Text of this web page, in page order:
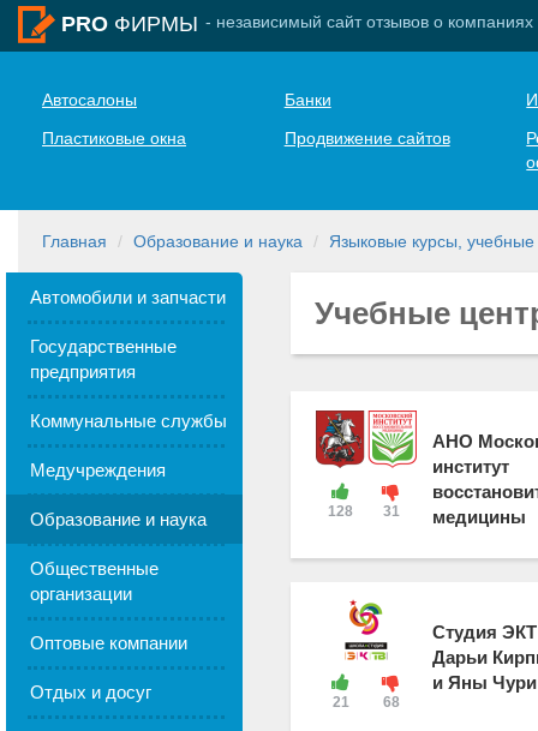
PRO ФИРМЫ - независимый сайт отзывов о компаниях
Автосалоны Банки
Пластиковые окна
Продвижение сайтов
Главная Образование и наука Языковые курсы,
Автомобили и запчасти
Государственные
предприятия
Коммунальные службы
Медучреждения
Образование и наука
Общественные
организации
Оптовые компании
Отдых и досуг
Учебные
128 31
АНО
институт
медицины
21 68
Студия
Дарьи
и Яны